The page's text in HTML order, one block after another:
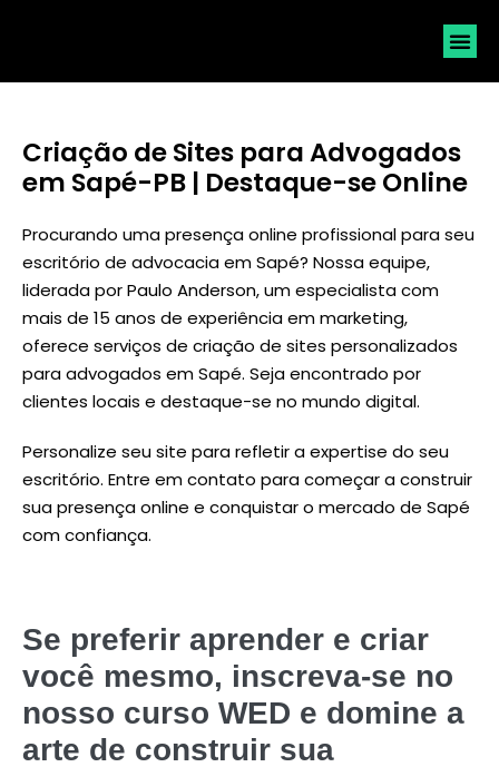
Criação de Sites para Advogados
em Sapé-PB | Destaque-se Online
Procurando uma presença online profissional para seu
escritório de advocacia em Sapé? Nossa equipe,
liderada porPaulo Anderson, um especialista com
mais de 15 anos de experiência em marketing,
oferece serviços de criação de sites personalizados
para advogados em Sapé. Seja encontrado por
clientes locais e destaque-se no mundo digital.
Personalize seu site para refletir a expertise do seu
escritório. Entre em contato para começar a construir
sua presença online e conquistar o mercado de Sapé
com confiança.
Se preferir aprender e criar
você mesmo, inscreva-se no
nosso curso WED e domine a
arte de construir sua